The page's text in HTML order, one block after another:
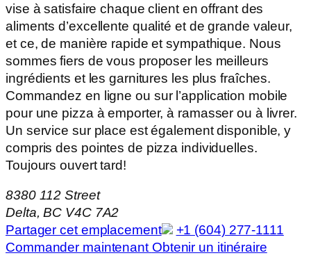
vise à satisfaire chaque client en offrant des
aliments d’excellente qualité et de grande valeur,
et ce, de manière rapide et sympathique. Nous
sommes fiers de vous proposer les meilleurs
ingrédients et les garnitures les plus fraîches.
Commandez en ligne ou sur l’application mobile
pour une pizza à emporter, à ramasser ou à livrer.
Un service sur place est également disponible, y
compris des pointes de pizza individuelles.
Toujours ouvert tard!
8380 112 Street
Delta, BC V4C 7A2
Partager cet emplacement
+1 (604) 277-1111
Commander maintenant Obtenir un itinéraire